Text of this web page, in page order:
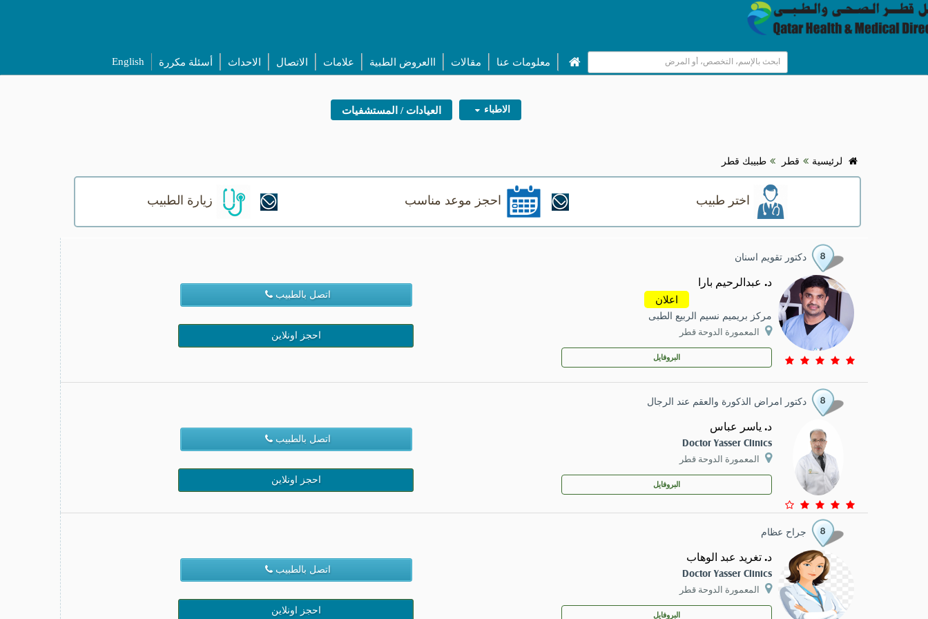
CONTACT
معلومات عنا مقالات االعروض الطبية علامات الاتصال الاحداث أسئلة مكررة English
الاطباء العيادات / المستشفيات
لرئيسية قطر طبيبك قطر
اختر طبيب احجز موعد مناسب زيارة الطبيب
دكتور تقويم اسنان
د. عبدالرحيم بارا
اعلان
مركز بريميم نسيم الربيع الطبى
المعمورة الدوحة قطر
البروفايل
اتصل بالطبيب
احجز اونلاين
دكتور امراض الذكورة والعقم عند الرجال
د. ياسر عباس
Doctor Yasser Clinics
المعمورة الدوحة قطر
البروفايل
اتصل بالطبيب
احجز اونلاين
جراح عظام
د. تغريد عبد الوهاب
Doctor Yasser Clinics
المعمورة الدوحة قطر
البروفايل
اتصل بالطبيب
احجز اونلاين